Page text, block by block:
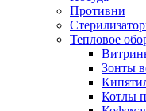
Противни
Тепловое
Зонты
Котлы